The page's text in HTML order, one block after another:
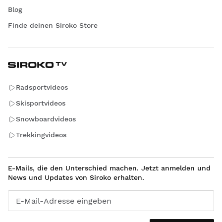
Blog
Finde deinen Siroko Store
Radsportvideos
Skisportvideos
Snowboardvideos
Trekkingvideos
E-Mails, die den Unterschied machen. Jetzt anmelden und
News und Updates von Siroko erhalten.
E-Mail-Adresse eingeben